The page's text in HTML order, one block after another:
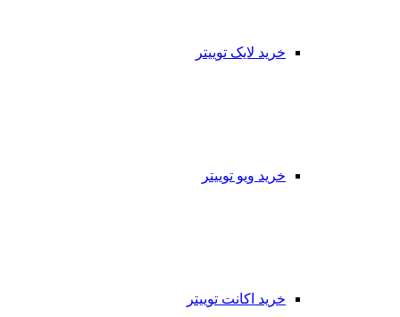
خرید لایک توییتر
خرید ویو توییتر
خرید اکانت توییتر